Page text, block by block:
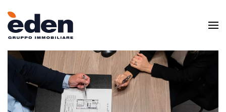
Skip to main content